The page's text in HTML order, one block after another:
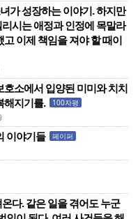
가 성장하는 이야기. 하지만
시는 애정과 인정에 목말라
이제 책임을 져야 할 때이
소에서 입양된 미미와 치치
해지기를.
100자평
이야기들 페이퍼
다. 같은 일을 겪어도 누군